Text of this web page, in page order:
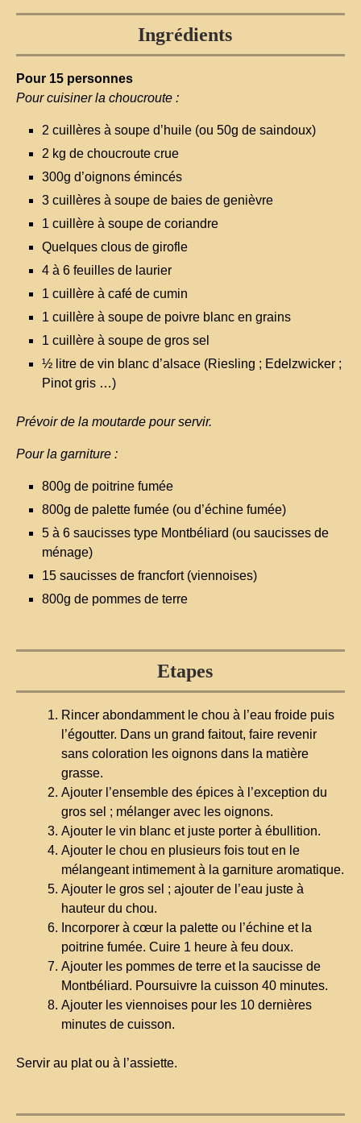
Ingrédients
Pour 15 personnes
Pour cuisiner la choucroute :
2 cuillères à soupe d’huile (ou 50g de saindoux)
2 kg de choucroute crue
300g d’oignons émincés
3 cuillères à soupe de baies de genièvre
1 cuillère à soupe de coriandre
Quelques clous de girofle
4 à 6 feuilles de laurier
1 cuillère à café de cumin
1 cuillère à soupe de poivre blanc en grains
1 cuillère à soupe de gros sel
½ litre de vin blanc d’alsace (Riesling ; Edelzwicker ;
Pinot gris …)
Prévoir de la moutarde pour servir.
Pour la garniture :
800g de poitrine fumée
800g de palette fumée (ou d’échine fumée)
5 à 6 saucisses type Montbéliard (ou saucisses de
ménage)
15 saucisses de francfort (viennoises)
800g de pommes de terre
Etapes
Rincer abondamment le chou à l’eau froide puis
l’égoutter. Dans un grand faitout, faire revenir
sans coloration les oignons dans la matière
grasse.
Ajouter l’ensemble des épices à l’exception du
gros sel ; mélanger avec les oignons.
Ajouter le vin blanc et juste porter à ébullition.
Ajouter le chou en plusieurs fois tout en le
mélangeant intimement à la garniture aromatique.
Ajouter le gros sel ; ajouter de l’eau juste à
hauteur du chou.
Incorporer à cœur la palette ou l’échine et la
poitrine fumée. Cuire 1 heure à feu doux.
Ajouter les pommes de terre et la saucisse de
Montbéliard. Poursuivre la cuisson 40 minutes.
Ajouter les viennoises pour les 10 dernières
minutes de cuisson.
Servir au plat ou à l’assiette.